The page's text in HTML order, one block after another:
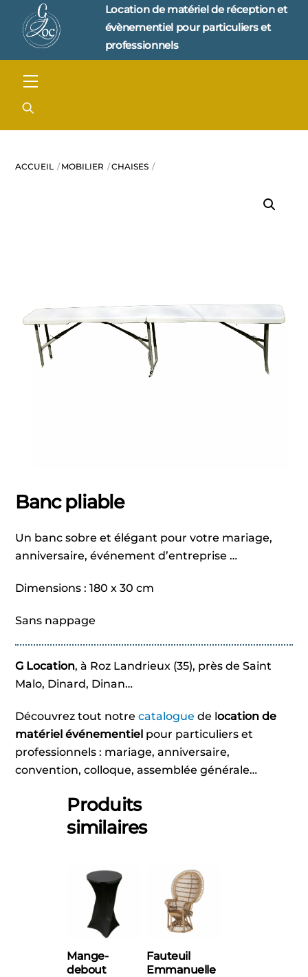
content
Location de matériel de réception et
évènementiel pour particuliers et
professionnels
Menu
ACCUEIL MOBILIER CHAISES
Banc pliable
Un banc sobre et élégant pour votre mariage,
anniversaire, événement d’entreprise …
Dimensions : 180 x 30 cm
Sans nappage
G Location, à Roz Landrieux (35), près de Saint
Malo, Dinard, Dinan…
Découvrez tout notrecatalogue de location de
matériel événementiel pour particuliers et
professionnels : mariage, anniversaire,
convention, colloque, assemblée générale…
Produits
similaires
Mange-
debout
Fauteuil
Emmanuelle